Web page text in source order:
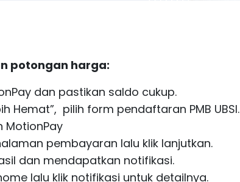
potongan harga:
dan pastikan saldo cukup.
Hemat”, pilih form pendaftaran PMB UBSI.
MotionPay
pembayaran lalu klik lanjutkan.
dan mendapatkan notifikasi.
lalu klik notifikasi untuk detailnya.